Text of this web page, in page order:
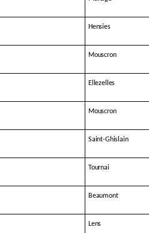
Hensies
Mouscron
Ellezelles
Mouscron
Saint-Ghislain
Tournai
Beaumont
Lens